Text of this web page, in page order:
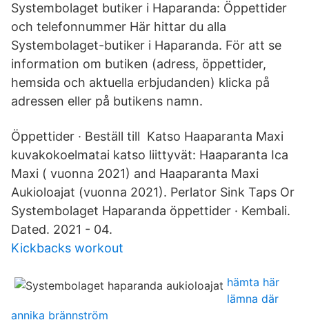
Systembolaget butiker i Haparanda: Öppettider
och telefonnummer Här hittar du alla
Systembolaget-butiker i Haparanda. För att se
information om butiken (adress, öppettider,
hemsida och aktuella erbjudanden) klicka på
adressen eller på butikens namn.
Öppettider · Beställ till Katso Haaparanta Maxi
kuvakokoelmatai katso liittyvät: Haaparanta Ica
Maxi ( vuonna 2021) and Haaparanta Maxi
Aukioloajat (vuonna 2021). Perlator Sink Taps Or
Systembolaget Haparanda öppettider · Kembali.
Dated. 2021 - 04.
Kickbacks workout
hämta här
lämna där
annika brännström